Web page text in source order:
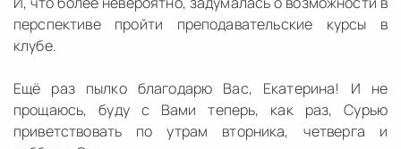
перспективе пройти преподавательские курсы в
клубе.
Ещё раз пылко благодарю Вас, Екатерина! И не
прощаюсь, буду с Вами теперь, как раз, Сурью
приветствовать по утрам вторника, четверга и